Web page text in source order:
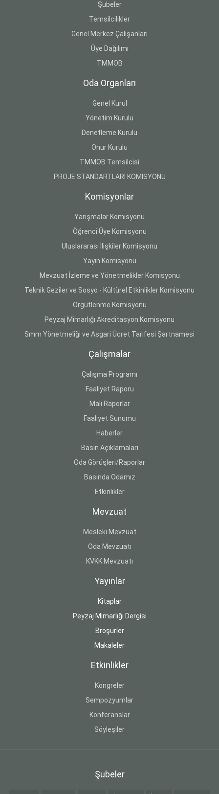
Şubeler
Temsilcilikler
Genel Merkez Çalışanları
Üye Dağılımı
TMMOB
Oda Organları
Genel Kurul
Yönetim Kurulu
Denetleme Kurulu
Onur Kurulu
TMMOB Temsilcisi
PROJE STANDARTLARI KOMİSYONU
Komisyonlar
Yarışmalar Komisyonu
Öğrenci Üye Komisyonu
Uluslararası İlişkiler Komisyonu
Yayın Komisyonu
Mevzuat İzleme ve Yönetmelikler Komisyonu
Teknik Geziler ve Sosyo - Kültürel Etkinlikler Komisyonu
Örgütlenme Komisyonu
Peyzaj Mimarlığı Akreditasyon Komisyonu
Smm Yönetmeliği ve Asgari Ücret Tarifesi Şartnamesi
Çalışmalar
Çalışma Programı
Faaliyet Raporu
Mali Raporlar
Faaliyet Sunumu
Haberler
Basın Açıklamaları
Oda Görüşleri/Raporlar
Basında Odamız
Etkinlikler
Mevzuat
Mesleki Mevzuat
Oda Mevzuatı
KVKK Mevzuatı
Yayınlar
Kitaplar
Peyzaj Mimarlığı Dergisi
Broşürler
Makaleler
Etkinlikler
Kongreler
Sempozyumlar
Konferanslar
Söyleşiler
Şubeler